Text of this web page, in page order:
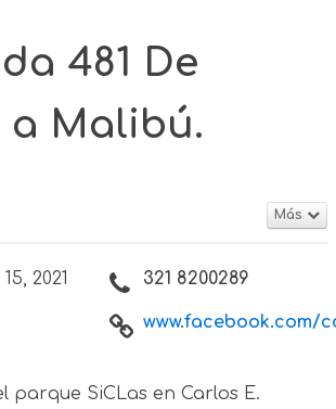
481 De
a Malibú.
Más
2021
321 8200289
www.facebook.com/
parque SiCLas en Carlos E.